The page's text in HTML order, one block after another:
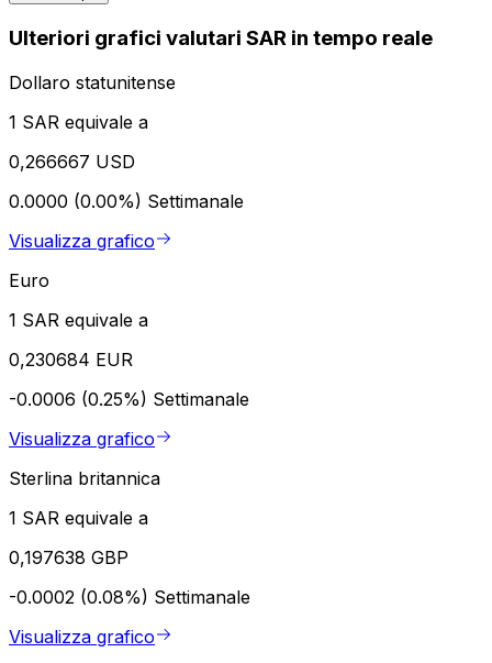
Ulteriori grafici valutari SAR in tempo reale
Dollaro statunitense
1 SAR equivale a
0,266667 USD
0.0000 (0.00%) Settimanale
Visualizza grafico
Euro
1 SAR equivale a
0,230684 EUR
-0.0006 (0.25%) Settimanale
Visualizza grafico
Sterlina britannica
1 SAR equivale a
0,197638 GBP
-0.0002 (0.08%) Settimanale
Visualizza grafico